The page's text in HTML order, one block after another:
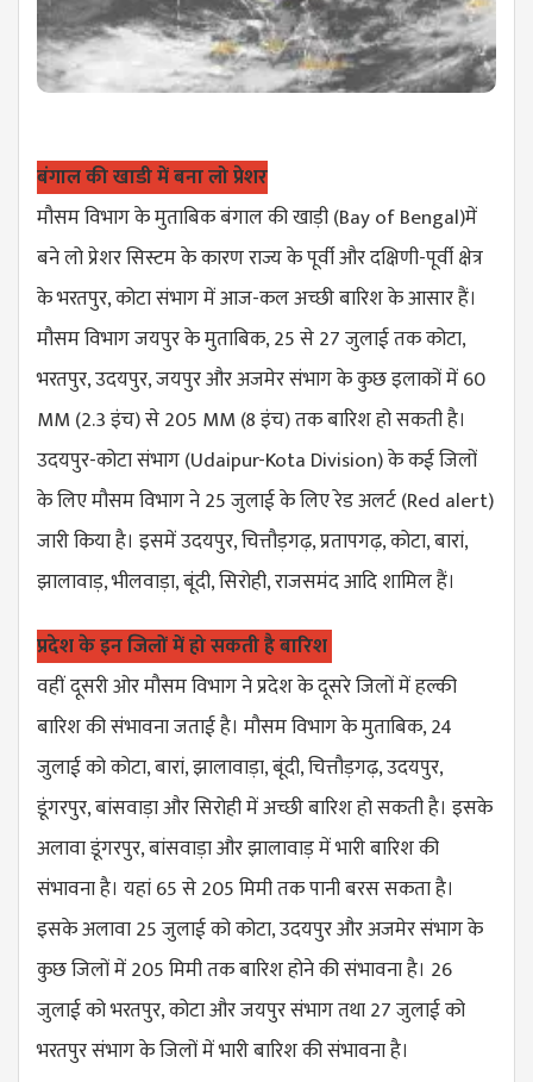
बंगाल की खाडी में बना लो प्रेशर
मौसम विभाग के मुताबिक बंगाल की खाड़ी (Bay of Bengal)में
बने लो प्रेशर सिस्टम के कारण राज्य के पूर्वी और दक्षिणी-पूर्वी क्षेत्र
के भरतपुर, कोटा संभाग में आज-कल अच्छी बारिश के आसार हैं।
मौसम विभाग जयपुर के मुताबिक, 25 से 27 जुलाई तक कोटा,
भरतपुर, उदयपुर, जयपुर और अजमेर संभाग के कुछ इलाकों में 60
MM (2.3 इंच) से 205 MM (8 इंच) तक बारिश हो सकती है।
उदयपुर-कोटा संभाग (Udaipur-Kota Division) के कई जिलों
के लिए मौसम विभाग ने 25 जुलाई के लिए रेड अलर्ट (Red alert)
जारी किया है। इसमें उदयपुर, चित्तौड़गढ़, प्रतापगढ़, कोटा, बारां,
झालावाड़, भीलवाड़ा, बूंदी, सिरोही, राजसमंद आदि शामिल हैं।
प्रदेश के इन जिलों में हो सकती है बारिश
वहीं दूसरी ओर मौसम विभाग ने प्रदेश के दूसरे जिलों में हल्की
बारिश की संभावना जताई है। मौसम विभाग के मुताबिक, 24
जुलाई को कोटा, बारां, झालावाड़ा, बूंदी, चित्तौड़गढ़, उदयपुर,
डूंगरपुर, बांसवाड़ा और सिरोही में अच्छी बारिश हो सकती है। इसके
अलावा डूंगरपुर, बांसवाड़ा और झालावाड़ में भारी बारिश की
संभावना है। यहां 65 से 205 मिमी तक पानी बरस सकता है।
इसके अलावा 25 जुलाई को कोटा, उदयपुर और अजमेर संभाग के
कुछ जिलों में 205 मिमी तक बारिश होने की संभावना है। 26
जुलाई को भरतपुर, कोटा और जयपुर संभाग तथा 27 जुलाई को
भरतपुर संभाग के जिलों में भारी बारिश की संभावना है।